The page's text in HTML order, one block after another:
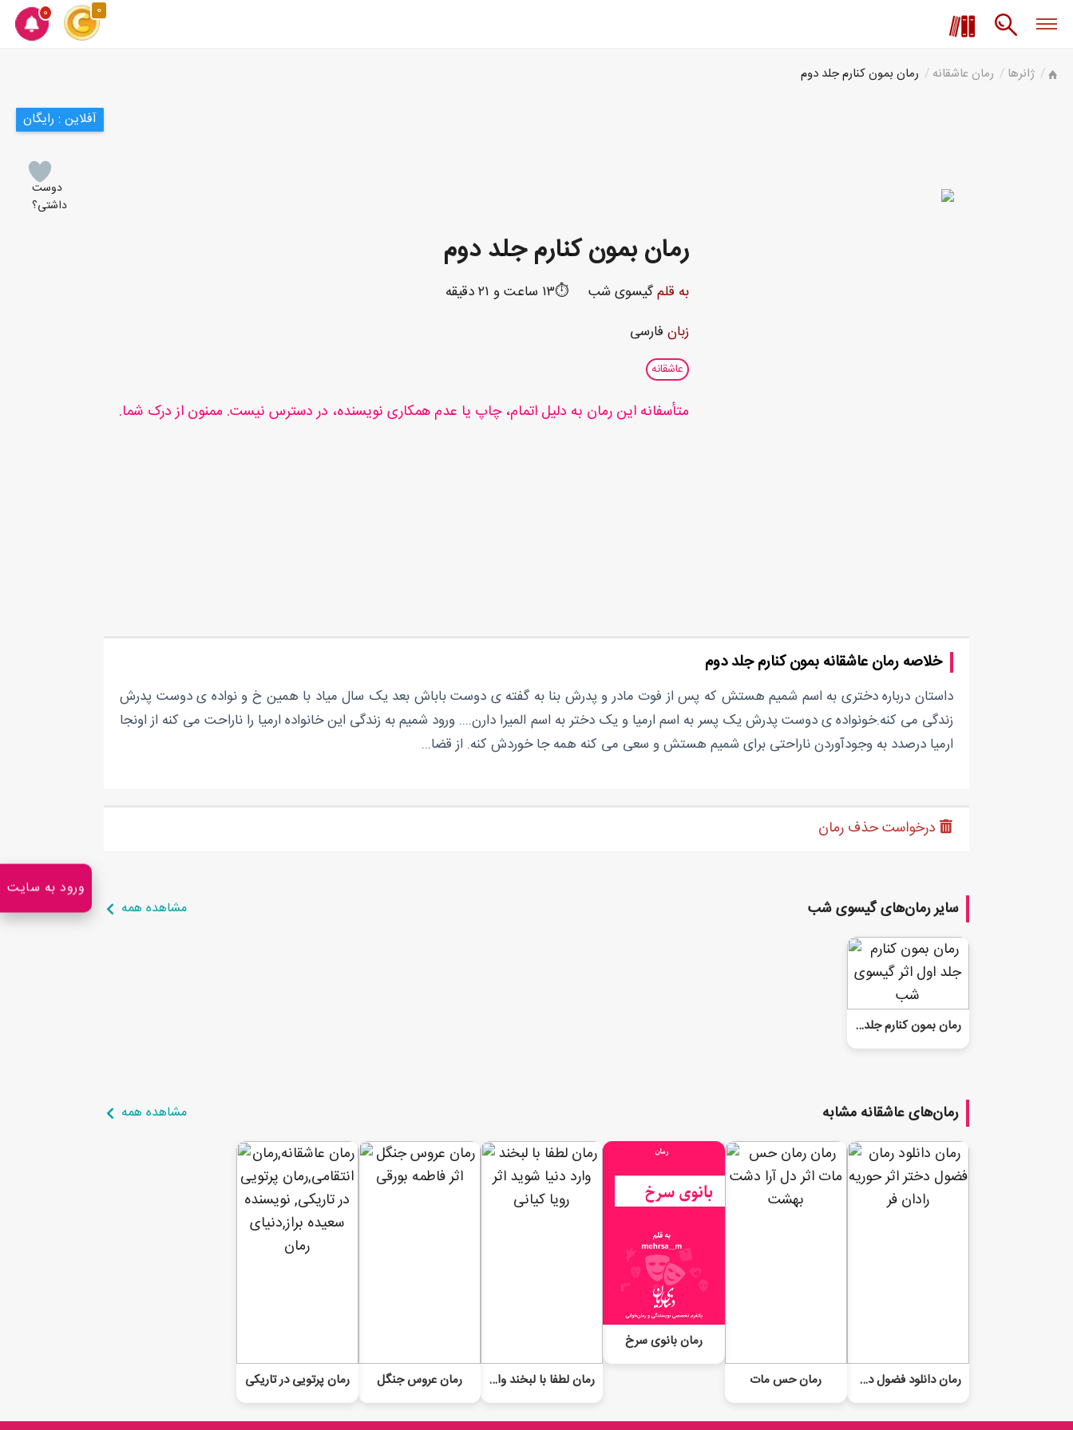
0 0
ژانرها رمان عاشقانه رمان بمون کنارم جلد دوم
آفلاین : رایگان
دوست
داشتی؟
رمان بمون کنارم جلد دوم
به قلمگیسوی شب
⏱️۱۳ ساعت و ۲۱ دقیقه
زبان فارسی
عاشقانه
متأسفانه این رمان به دلیل اتمام، چاپ یا عدم همکاری نویسنده، در دسترس نیست. ممنون از درک شما.
خلاصه رمان عاشقانه بمون کنارم جلد دوم
داستان درباره دختری به اسم شمیم هستش که پس از فوت مادر و پدرش بنا به گفته ی دوست باباش بعد یک سال میاد با همین خ و نواده ی دوست پدرش
زندگی می کنه.خونواده ی دوست پدرش یک پسر به اسم ارمیا و یک دختر به اسم المیرا دارن.... ورود شمیم به زندگی این خانواده ارمیا را ناراحت می کنه از اونجا
ارمیا درصدد به وجودآوردن ناراحتی برای شمیم هستش و سعی می کنه همه جا خوردش کنه. از قضا...
سایر رمان‌های گیسوی شب مشاهده همه
رمان بمون کنارم جلد اول
رمان‌های عاشقانه مشابه مشاهده همه
رمان دانلود فضول دختر رمان حس مات
رمان بانوی سرخ
رمان لطفا با لبخند وارد دنیا شوید
رمان عروس جنگل رمان پرتویی در تاریکی
ورود به سایت